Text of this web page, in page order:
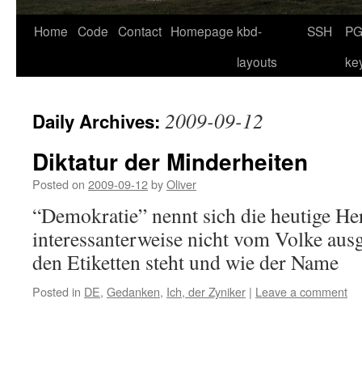
Home Code Contact Homepage kbd-
layouts
SSH
Daily Archives: 2009-09-12
Diktatur der Minderheiten
Posted on 2009-09-12byOliver
“Demokratie” nennt sich die heutige
interessanterweise nicht vom Volke
den Etiketten steht und wie der Name
Posted in DE, Gedanken, Ich, der Zyniker | Leave a comment